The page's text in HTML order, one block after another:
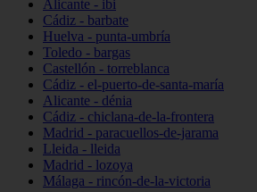
Alicante - ibi
Cádiz - barbate
Huelva - punta-umbría
Toledo - bargas
Castellón - torreblanca
Cádiz - el-puerto-de-santa-maría
Alicante - dénia
Cádiz - chiclana-de-la-frontera
Madrid - paracuellos-de-jarama
Lleida - lleida
Madrid - lozoya
Málaga - rincón-de-la-victoria